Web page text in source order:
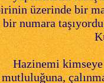
üzerinde bir
bir numara
Hazinemi
mutluluğuna,